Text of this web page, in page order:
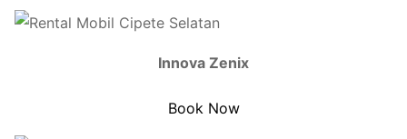
Innova Zenix
Book Now